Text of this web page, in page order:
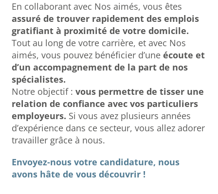
En collaborant avec Nos aimés, vous êtes
assuré de trouver rapidement des emplois
gratifiant à proximité de votre domicile.
Tout au long de votre carrière, et avec Nos
aimés, vous pouvez bénéficier d’une écoute et
d’un accompagnement de la part de nos
spécialistes.
Notre objectif : vous permettre de tisser une
relation de confiance avec vos particuliers
employeurs. Si vous avez plusieurs années
d’expérience dans ce secteur, vous allez adorer
travailler grâce à nous.
Envoyez-nous votre candidature, nous
avons hâte de vous découvrir !